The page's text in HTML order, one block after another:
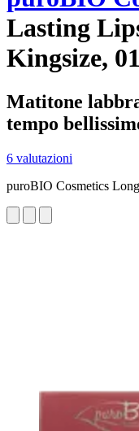
Lasting
Kingsize,
Matitone
tempo
6 valutazioni
puroBIO Cosmetics